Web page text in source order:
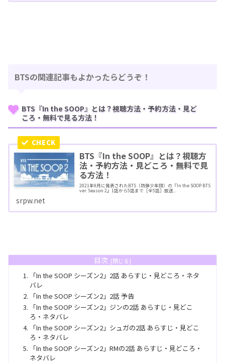
BTSの関連記事もよかったらどうぞ！
BTS『In the SOOP』とは？視聴方法・予約方法・見ど
ころ・無料で見る方法！
BTS『In the SOOP』とは？視聴方
法・予約方法・見どころ・無料で見
る方法！
2021年9月に発表されたBTS（防弾少年団）の『In the SOOP BTS
ver. Season 2』1話から5話まで［全5話］放送...
srpw.net
目次
「In the SOOP シーズン2」2話 あらすじ・見どころ・ネタ
バレ
「In the SOOP シーズン2」2話 予告
「In the SOOP シーズン2」ジンの2話 あらすじ・見どこ
ろ・ネタバレ
「In the SOOP シーズン2」シュガの2話 あらすじ・見どこ
ろ・ネタバレ
「In the SOOP シーズン2」RMの2話 あらすじ・見どころ・
ネタバレ